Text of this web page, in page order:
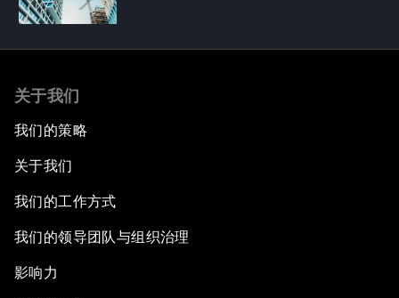
关于我们
我们的策略
关于我们
我们的工作方式
我们的领导团队与组织治理
影响力